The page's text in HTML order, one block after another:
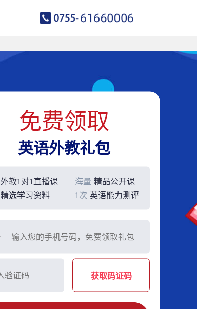
免费领取
英语外教礼包
外教1对1直播课 海量 精品公开课
精选学习资料 1次 英语能力测评
获取码证码